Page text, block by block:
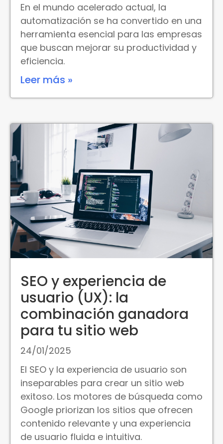
En el mundo acelerado actual, la
automatización se ha convertido en una
herramienta esencial para las empresas
que buscan mejorar su productividad y
eficiencia.
Leer más »
SEO y experiencia de
usuario (UX): la
combinación ganadora
para tu sitio web
24/01/2025
El SEO y la experiencia de usuario son
inseparables para crear un sitio web
exitoso. Los motores de búsqueda como
Google priorizan los sitios que ofrecen
contenido relevante y una experiencia
de usuario fluida e intuitiva.